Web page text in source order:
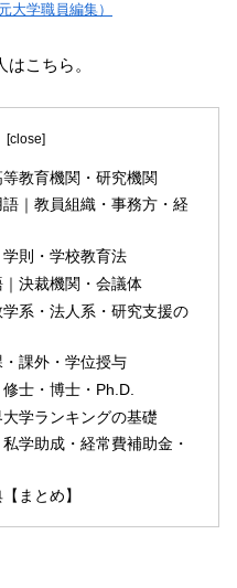
大学職員編集）
こちら。
教育機関・研究機関
｜教員組織・事務方・経
則・学校教育法
決裁機関・会議体
系・法人系・研究支援の
課外・学位授与
士・博士・Ph.D.
学ランキングの基礎
学助成・経常費補助金・
まとめ】